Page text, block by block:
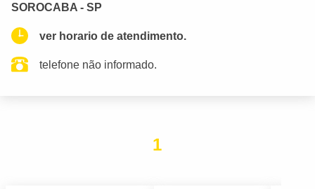
SOROCABA - SP
ver horario de atendimento.
telefone não informado.
1